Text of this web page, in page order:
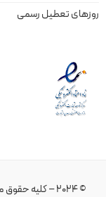
روزهای تعطیل رسمی
© 2024 – کلیه حقوق محفوظ است.